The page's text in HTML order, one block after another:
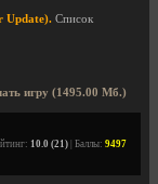
Update). Список
игру (1495.00 Мб.)
10.0 (21) | Баллы: 9497